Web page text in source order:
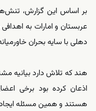
بر اساس این گزارش،
عربستان و امارات به
دهلی با سایه بحران
هند که تلاش دارد بیانیه
اذعان کرده بود برخی
هستند و همین مسئله